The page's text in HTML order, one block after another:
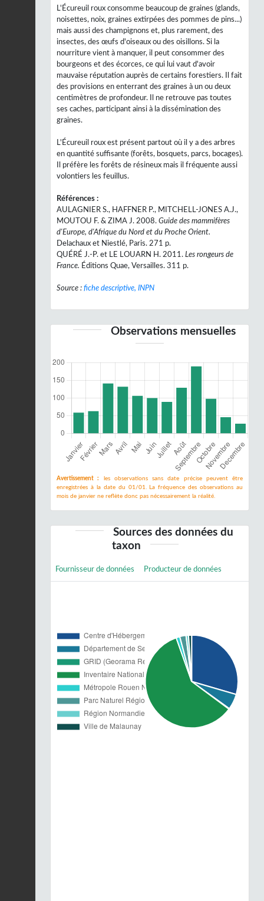
L'Écureuil roux consomme beaucoup de graines (glands,
noisettes, noix, graines extirpées des pommes de pins...)
mais aussi des champignons et, plus rarement, des
insectes, des œufs d'oiseaux ou des oisillons. Si la
nourriture vient à manquer, il peut consommer des
bourgeons et des écorces, ce qui lui vaut d'avoir
mauvaise réputation auprès de certains forestiers. Il fait
des provisions en enterrant des graines à un ou deux
centimètres de profondeur. Il ne retrouve pas toutes
ses caches, participant ainsi à la dissémination des
graines.
L'Écureuil roux est présent partout où il y a des arbres
en quantité suffisante (forêts, bosquets, parcs, bocages).
Il préfère les forêts de résineux mais il fréquente aussi
volontiers les feuillus.
Références :
AULAGNIER S., HAFFNER P., MITCHELL-JONES A.J.,
MOUTOU F. & ZIMA J. 2008. Guide des mammifères
d'Europe, d'Afrique du Nord et du Proche Orient.
Delachaux et Niestlé, Paris. 271 p.
QUÉRÉ J.-P. et LE LOUARN H. 2011. Les rongeurs de
France. Éditions Quae, Versailles. 311 p.
Source : fiche descriptive, INPN
Observations mensuelles
Avertissement :
les observations sans date précise peuvent être
enregistrées à la date du 01/01. La fréquence des observations au
mois de janvier ne reflète donc pas nécessairement la réalité.
Sources des données du
taxon
Fournisseur de données Producteur de données